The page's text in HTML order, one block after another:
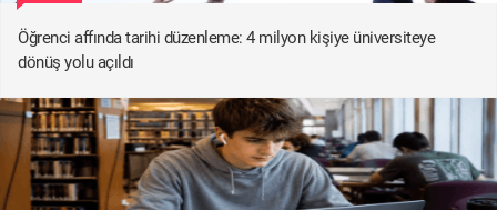
Öğrenci affında tarihi düzenleme: 4 milyon kişiye üniversiteye
dönüş yolu açıldı